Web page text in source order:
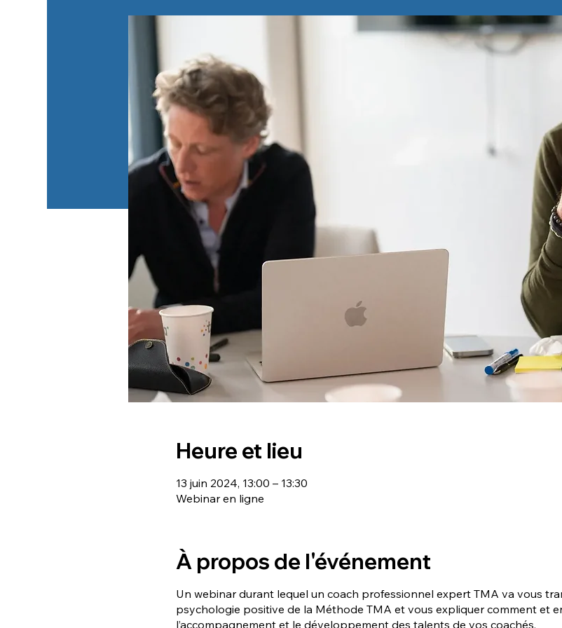
Heure et lieu
13 juin 2024, 13:00 – 13:30
Webinar en ligne
À propos de l'événement
Un webinar durant lequel un coach professionnel expert TMA va vous
psychologie positive de la Méthode TMA et vous expliquer comment et
l’accompagnement et le développement des talents de vos coachés.